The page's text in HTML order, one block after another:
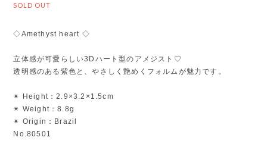
SOLD OUT
◇Amethyst heart ◇
立体感が可愛らしい3Dハート型のアメジスト♡
透明感のある紫色と、やさしく艶めくフォルムが魅力です。
✴︎ Height：2.9×3.2×1.5cm
✴︎ Weight：8.8g
✴︎ Origin：Brazil
No.80501